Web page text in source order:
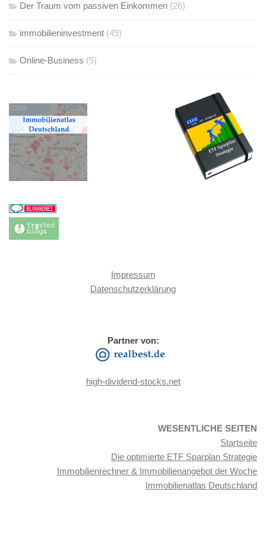
Der Traum vom passiven Einkommen (26)
immobilieninvestment (49)
Online-Business (5)
Impressum
Datenschutzerklärung
Partner von:
high-dividend-stocks.net
WESENTLICHE SEITEN
Startseite
Die optimierte ETF Sparplan Strategie
Immobilienrechner & Immobilienangebot der Woche
Immobilienatlas Deutschland